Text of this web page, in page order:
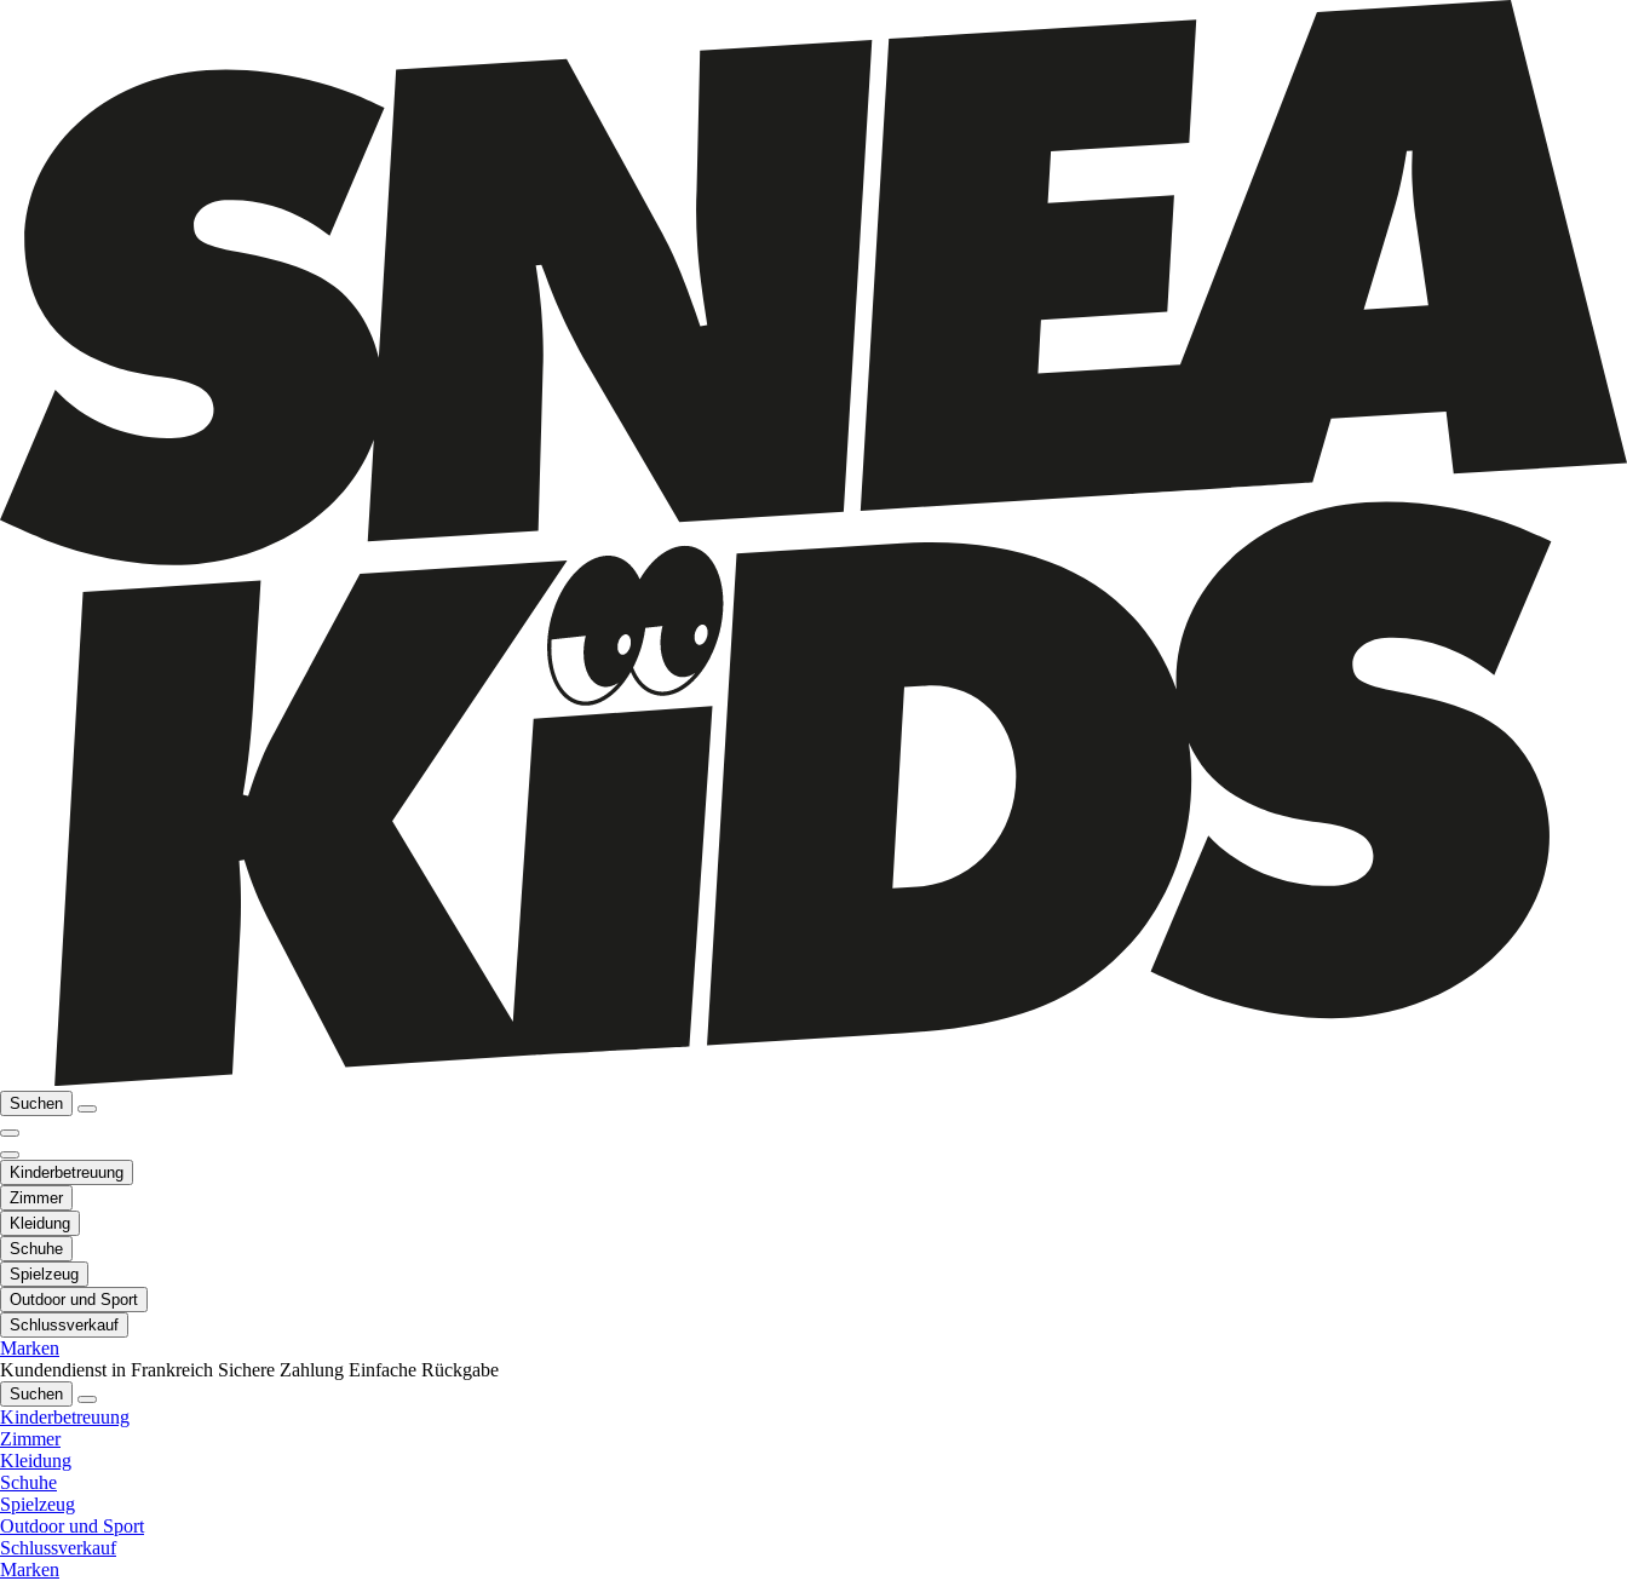
Suchen
Kinderbetreuung
Zimmer
Kleidung
Schuhe
Spielzeug
Outdoor und Sport
Schlussverkauf
Marken
Kundendienst in Frankreich Sichere Zahlung Einfache Rückgabe
Suchen
Kinderbetreuung
Zimmer
Kleidung
Schuhe
Spielzeug
Outdoor und Sport
Schlussverkauf
Marken